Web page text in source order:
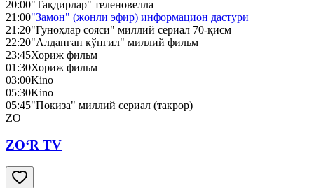
20:00"Тақдирлар" теленовелла
21:00"Замон" (жонли эфир) информацион дастури
21:20"Гуноҳлар сояси" миллий сериал 70-қисм
22:20"Алданган кўнгил" миллий фильм
23:45Хориж фильм
01:30Хориж фильм
03:00Kino
05:30Kino
05:45"Покиза" миллий сериал (такрор)
ZO
ZO‘R TV